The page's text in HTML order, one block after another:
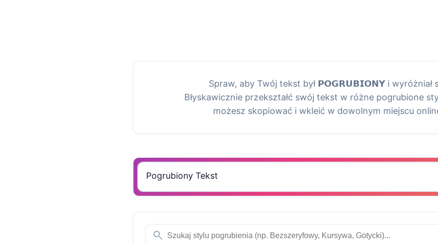
Spraw, aby Twój tekst był 𝗣𝗢𝗚𝗥𝗨𝗕𝗜𝗢𝗡𝗬 i wyróżniał
Błyskawicznie przekształć swój tekst w różne pogrubione
możesz skopiować i wkleić w dowolnym miejscu
search